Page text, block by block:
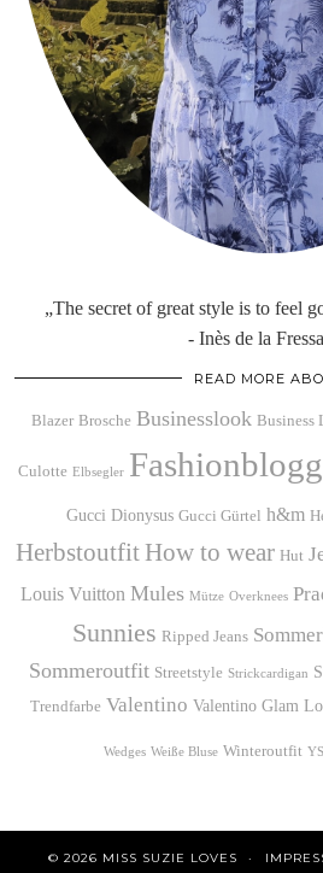
„The secret of great style is to feel
- Inès de la
READ MORE
Blazer Brosche Businesslook Business
Culotte Elbsegler
Gucci Dionysus Gucci Gürtel h&m
Herbstoutfit How to wear Hut
Louis Vuitton Mules Mütze Overknees
Sunnies Ripped Jeans
Sommeroutfit Streetstyle Strickcardigan
Trendfarbe Valentino Valentino Glam
Wedges Weiße Bluse Winteroutfit
© 2026 MISS SUZIE LOVES